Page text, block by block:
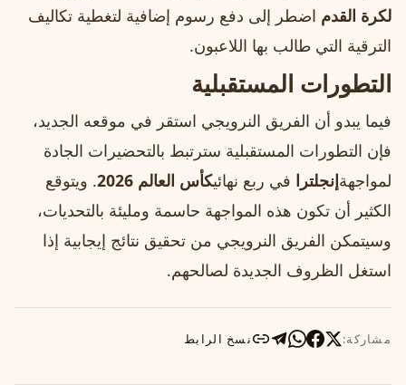
لكرة القدم اضطر إلى دفع رسوم إضافية لتغطية تكاليف
الترقية التي طالب بها اللاعبون.
التطورات المستقبلية
فيما يبدو أن الفريق النرويجي استقر في موقعه الجديد،
فإن التطورات المستقبلية سترتبط بالتحضيرات الجادة
لمواجهةإنجلترا في ربع نهائيكأس العالم 2026
. ويتوقع
الكثير أن تكون هذه المواجهة حاسمة ومليئة بالتحديات،
وسيتمكن الفريق النرويجي من تحقيق نتائج إيجابية إذا
استغل الظروف الجديدة لصالحهم.
مشاركة: نسخ الرابط